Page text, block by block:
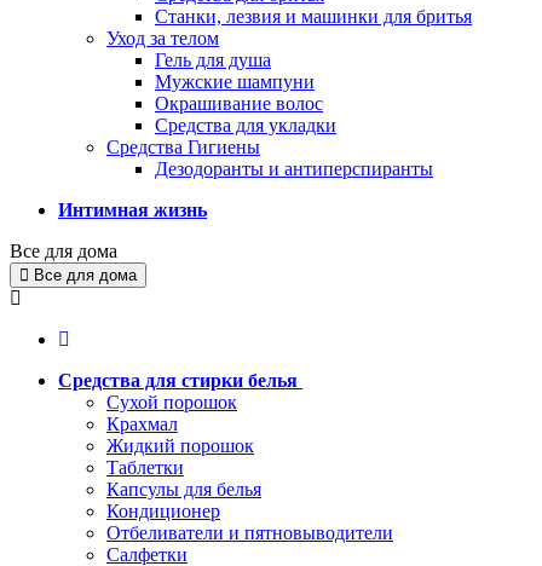
Станки, лезвия и машинки для бритья
Уход за телом
Гель для душа
Мужские шампуни
Окрашивание волос
Средства для укладки
Средства Гигиены
Дезодоранты и антиперспиранты
Интимная жизнь
Все для дома
Все для дома
Средства для стирки белья
Сухой порошок
Крахмал
Жидкий порошок
Таблетки
Капсулы для белья
Кондиционер
Отбеливатели и пятновыводители
Салфетки